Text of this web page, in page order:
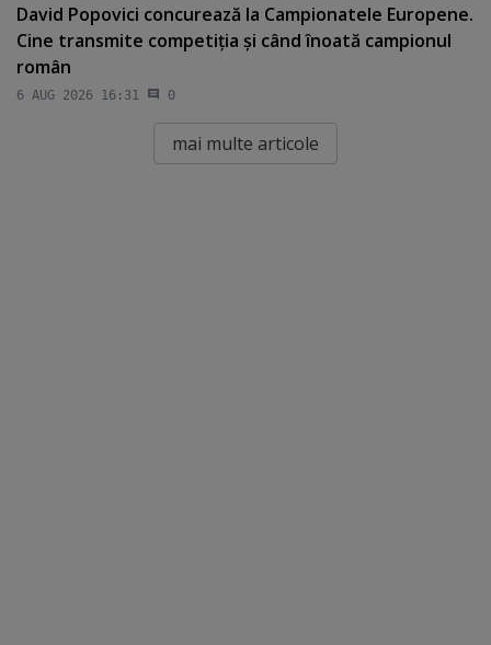
David Popovici concurează la Campionatele Europene.
Cine transmite competiţia şi când înoată campionul
român
6 AUG 2026 16:31 0
mai multe articole